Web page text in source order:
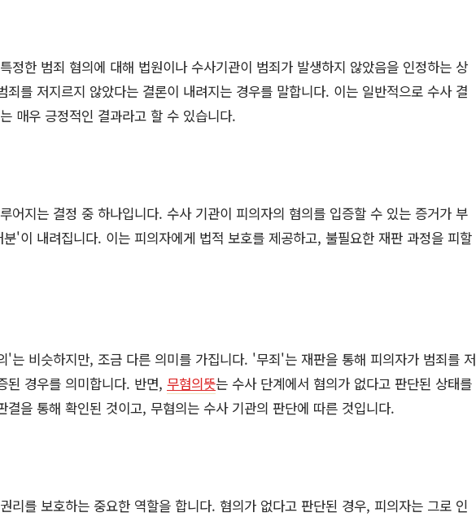
정한 범죄 혐의에 대해 법원이나 수사기관이 범죄가 발생하지 않았음을 인정하는 상
죄를 저지르지 않았다는 결론이 내려지는 경우를 말합니다. 이는 일반적으로 수사 결
매우 긍정적인 결과라고 할 수 있습니다.
어지는 결정 중 하나입니다. 수사 기관이 피의자의 혐의를 입증할 수 있는 증거가 부
'이 내려집니다. 이는 피의자에게 법적 보호를 제공하고, 불필요한 재판 과정을 피할
는 비슷하지만, 조금 다른 의미를 가집니다. '무죄'는 재판을 통해 피의자가 범죄를 저
된 경우를 의미합니다. 반면, 무혐의뜻는 수사 단계에서 혐의가 없다고 판단된 상태를
결을 통해 확인된 것이고, 무혐의는 수사 기관의 판단에 따른 것입니다.
리를 보호하는 중요한 역할을 합니다. 혐의가 없다고 판단된 경우, 피의자는 그로 인